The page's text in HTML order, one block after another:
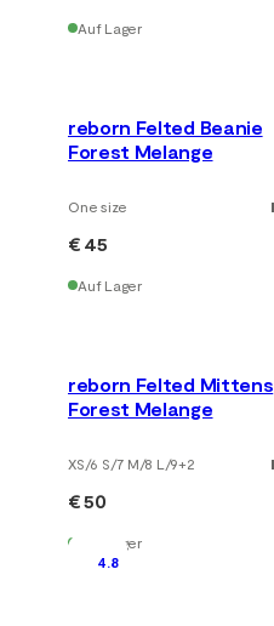
Auf Lager
reborn Felted Beanie
Forest Melange
One size
€ 45
Auf Lager
reborn Felted Mittens
Forest Melange
XS/6 S/7 M/8 L/9+2
€ 50
Auf Lager
4.8